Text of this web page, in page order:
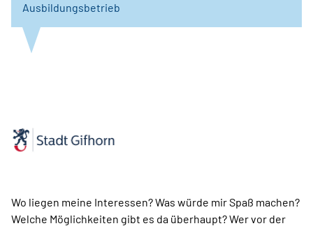
Ausbildungsbetrieb
Wo liegen meine Interessen? Was würde mir Spaß machen?
Welche Möglichkeiten gibt es da überhaupt? Wer vor der